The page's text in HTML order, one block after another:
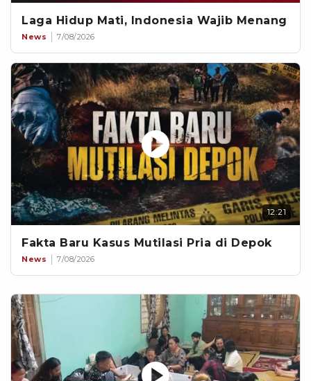
Laga Hidup Mati, Indonesia Wajib Menang
News 7/08/2026
12:21
Fakta Baru Kasus Mutilasi Pria di Depok
News 7/08/2026